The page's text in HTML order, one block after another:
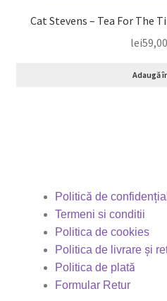
Cat Stevens – Tea For The
lei59,00
Adaugă
Politică de
Termeni si conditii
Politica de cookies
Politica de livrare și
Politica de plată
Formular Retur